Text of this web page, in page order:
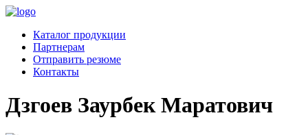
Каталог продукции
Партнерам
Отправить резюме
Контакты
Дзгоев Заурбек Маратович